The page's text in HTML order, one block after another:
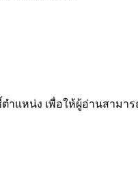
ำแหน่ง เพื่อให้ผู้อ่านสาม